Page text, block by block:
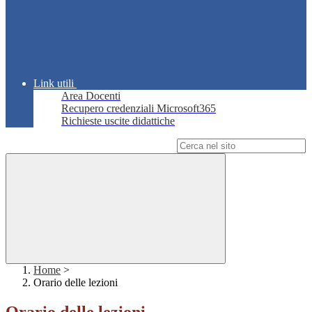
Link utili
Area Docenti
Recupero credenziali Microsoft365
Richieste uscite didattiche
Home >
Orario delle lezioni